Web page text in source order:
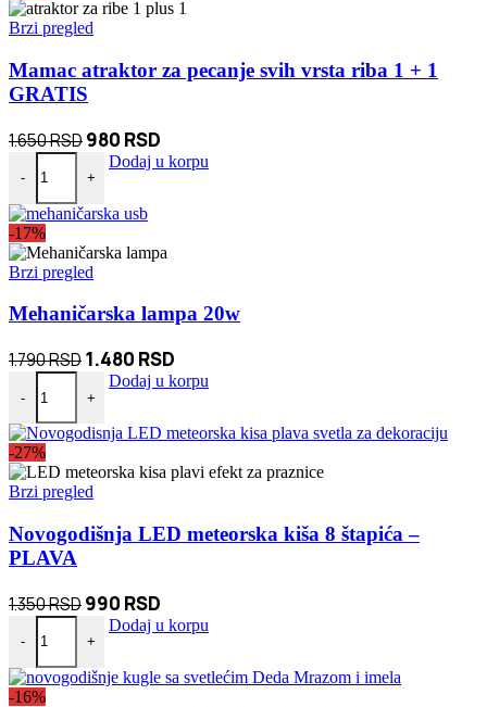
Brzi pregled
Mamac atraktor za pecanje svih vrsta riba 1 + 1
GRATIS
1.650RSDOriginalna
cena
je
bila:
980 RSD
cena
-
Mamac atraktor za pecanje svih vrsta riba 1 + 1 GRATIS količina
+
Dodaj u korpu
-17%
Brzi pregled
Mehaničarska lampa 20w
1.790RSDOriginalna
cena
je
bila:
1.480 RSD
cena
1.480 RSD.
-
Mehaničarska lampa 20w količina
+
Dodaj u korpu
-27%
Brzi pregled
Novogodišnja LED meteorska kiša 8 štapića –
PLAVA
1.350RSDOriginalna
cena
je
bila:
990 RSD
cena
990 RSD.
-
Novogodišnja LED meteorska kiša 8 štapića – PLAVA količina
+
Dodaj u korpu
-16%